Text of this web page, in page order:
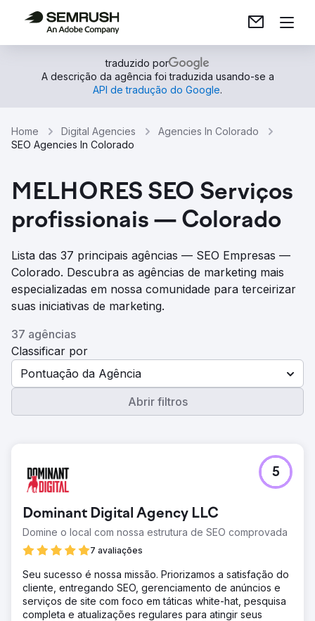
traduzido por
A descrição da agência foi traduzida usando-se a
API de tradução do Google.
Home Digital Agencies
Agencies In Colorado
SEO Agencies In Colorado
MELHORES SEO Serviços
profissionais — Colorado
Lista das 37 principais agências — SEO Empresas —
Colorado. Descubra as agências de marketing mais
especializadas em nossa comunidade para terceirizar
suas iniciativas de marketing.
37 agências
Classificar por
Pontuação da Agência
Abrir filtros
Dominant Digital Agency LLC
Domine o local com nossa estrutura de SEO comprovada
7 avaliações
5
Seu sucesso é nossa missão. Priorizamos a satisfação do
cliente, entregando SEO, gerenciamento de anúncios e
serviços de site com foco em táticas white-hat, pesquisa
completa e atualizações regulares para atingir seus